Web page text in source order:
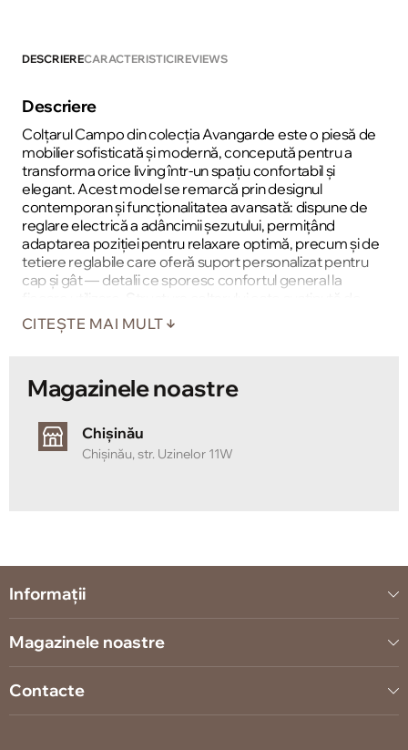
DESCRIERECARACTERISTICIREVIEWS
Descriere
Colțarul Campo din colecția Avangarde este o piesă de
mobilier sofisticată și modernă, concepută pentru a
transforma orice living într-un spațiu confortabil și
elegant. Acest model se remarcă prin designul
contemporan și funcționalitatea avansată: dispune de
reglare electrică a adâncimii șezutului, permițând
adaptarea poziției pentru relaxare optimă, precum și de
tetiere reglabile care oferă suport personalizat pentru
cap și gât — detalii ce sporesc confortul general la
spirale ondulate și materiale elastice în șezut și spătar,
asigurând durabilitate și susținere ergonomiçă pe
CITEȘTE MAI MULT
Magazinele noastre
Chișinău
Chișinău, str. Uzinelor 11W
Informații
Magazinele noastre
Contacte